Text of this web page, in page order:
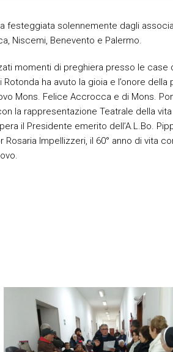
festeggiata solennemente dagli
Niscemi, Benevento e Palermo.
momenti di preghiera presso le
ha avuto la gioia e l’onore
Mons. Felice Accrocca e di Mons.
la rappresentazione Teatrale della
il Presidente emerito dell’A.L.Bo.
Impellizzeri, il 60° anno di vita